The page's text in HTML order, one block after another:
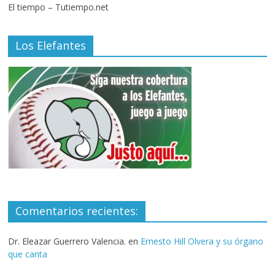
El tiempo – Tutiempo.net
Los Elefantes
Comentarios recientes:
Dr. Eleazar Guerrero Valencia. en Ernesto Hill Olvera y su órgano
que canta